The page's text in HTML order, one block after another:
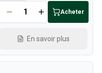
Acheter
En savoir plus